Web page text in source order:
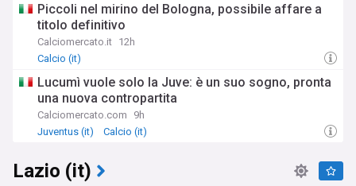
Piccoli nel mirino del Bologna, possibile affare a
titolo definitivo
Calciomercato.it 12h
Calcio (it)
Lucumì vuole solo la Juve: è un suo sogno, pronta
una nuova contropartita
Calciomercato.com
9h
Juventus (it)
Calcio (it)
Lazio (it)